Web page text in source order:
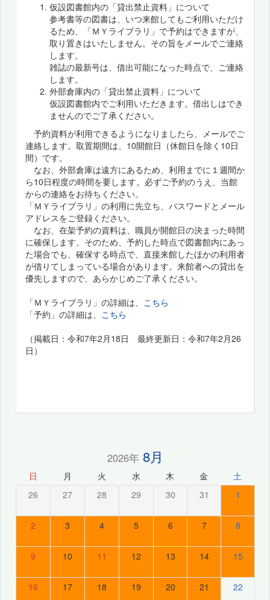
仮設図書館内の「貸出禁止資料」について
参考書等の図書は、いつ来館してもご利用いただけ
るため、「ＭＹライブラリ」で予約はできますが、
取り置きはいたしません。その旨をメールでご連絡
します。
雑誌の最新号は、借出可能になった時点で、ご連絡
します。
外部倉庫内の「貸出禁止資料」について
仮設図書館内でご利用いただきます。借出しはでき
ませんのでご了承ください。
予約資料が利用できるようになりましたら、メールでご
連絡します。取置期間は、10開館日（休館日を除く10日
間）です。
なお、外部倉庫は遠方にあるため、利用までに１週間か
ら10日程度の時間を要します。必ずご予約のうえ、当館
からの連絡をお待ちください。
「ＭＹライブラリ」の利用に先立ち、パスワードとメール
アドレスをご登録ください。
なお、在架予約の資料は、職員が開館日の決まった時間
に確保します。そのため、予約した時点で図書館内にあっ
た場合でも、確保する時点で、直接来館したほかの利用者
が借りてしまっている場合があります。来館者への貸出を
優先しますので、あらかじめご了承ください。
「ＭＹライブラリ」の詳細は、 こちら
「予約」の詳細は、 こちら
（掲載日：令和7年2月18日 最終更新日：令和7年2月26
日）
2026年8月
日 月 火 水 木 金 土
26 27 28 29 30 31 1
2 3 4 5 6 7 8
9 10 11 12 13 14 15
16 17 18 19 20 21 22